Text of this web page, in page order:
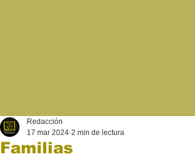
Familias
Redacción
17 mar 2024 2 min de lectura